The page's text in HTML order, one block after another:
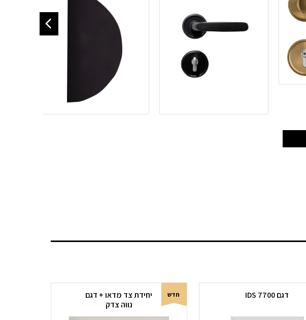
דגם IDS 7700 חדש
יחידת צד מדאו + דגם
נווה צדק